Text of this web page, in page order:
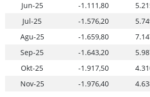
Jun-25
-1.111,80
Jul-25
-1.576,20
Agu-25
-1.659,80
Sep-25
-1.643,20
Okt-25
-1.917,50
Nov-25
-1.976,40